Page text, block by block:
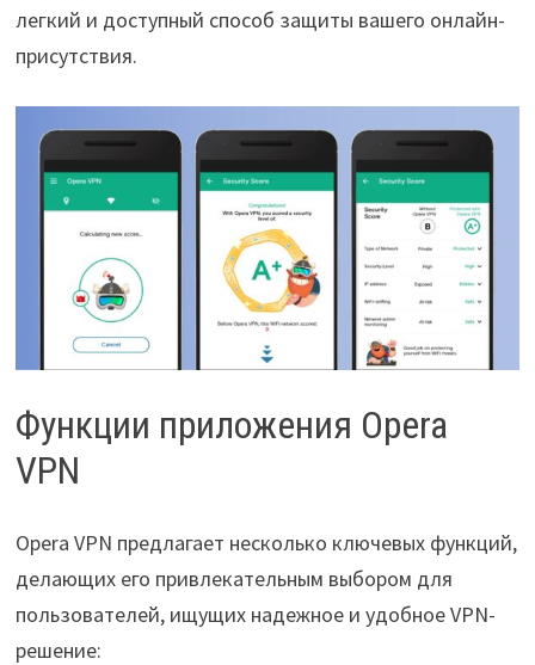
легкий и доступный способ защиты вашего онлайн-
присутствия.
Функции приложения Opera
VPN
Opera VPN предлагает несколько ключевых функций,
делающих его привлекательным выбором для
пользователей, ищущих надежное и удобное VPN-
решение: